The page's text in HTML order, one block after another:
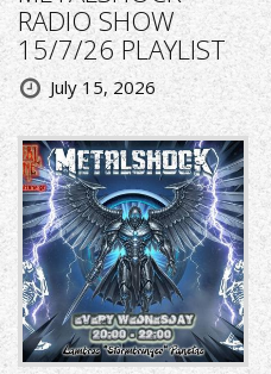
RADIO SHOW
15/7/26 PLAYLIST
July 15, 2026